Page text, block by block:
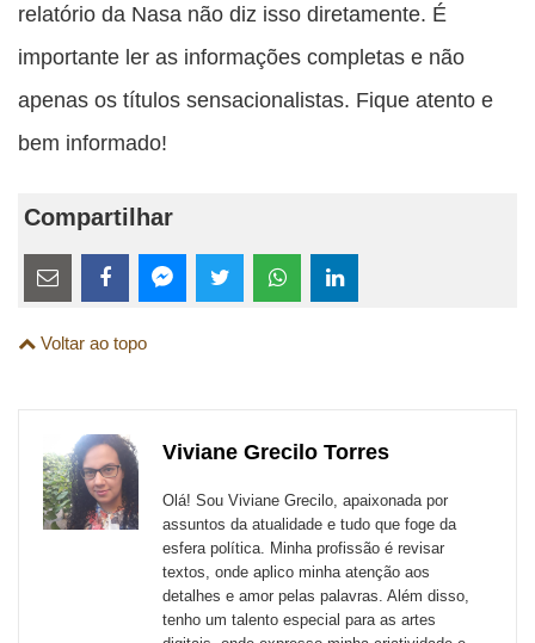
relatório da Nasa não diz isso diretamente. É
importante ler as informações completas e não
apenas os títulos sensacionalistas. Fique atento e
bem informado!
Compartilhar
Estes
links
são
sites
externos
esta
Email
esta
FacebookMessenger
TwitterWhatsApp
LinkedIn
Voltar ao topo
Viviane Grecilo Torres
Olá! Sou Viviane Grecilo, apaixonada por
assuntos da atualidade e tudo que foge da
esfera política. Minha profissão é revisar
textos, onde aplico minha atenção aos
detalhes e amor pelas palavras. Além disso,
tenho um talento especial para as artes